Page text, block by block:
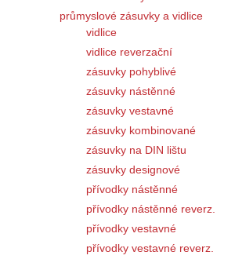
průmyslové zásuvky a vidlice
vidlice
vidlice reverzační
zásuvky pohyblivé
zásuvky nástěnné
zásuvky vestavné
zásuvky kombinované
zásuvky na DIN lištu
zásuvky designové
přívodky nástěnné
přívodky nástěnné reverz.
přívodky vestavné
přívodky vestavné reverz.